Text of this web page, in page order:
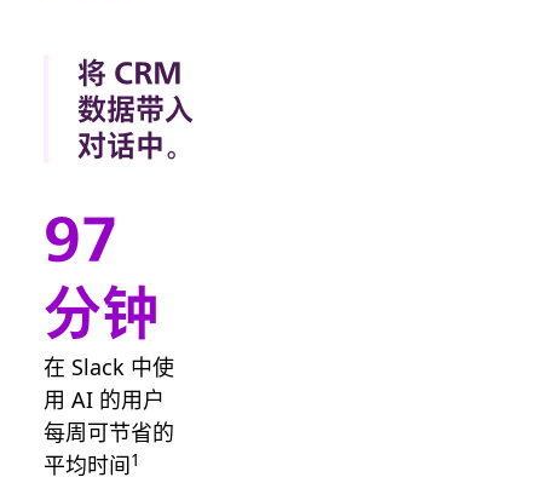
个对话即可完成
工作。
够快速找到公
司的所有历史
信息。
将 CRM
数据带入
对话中。
与对话同步显
示，因此交易
得以持续推
进。
97
分钟
在 Slack 中使
用 AI 的用户
每周可节省的
平均时间1